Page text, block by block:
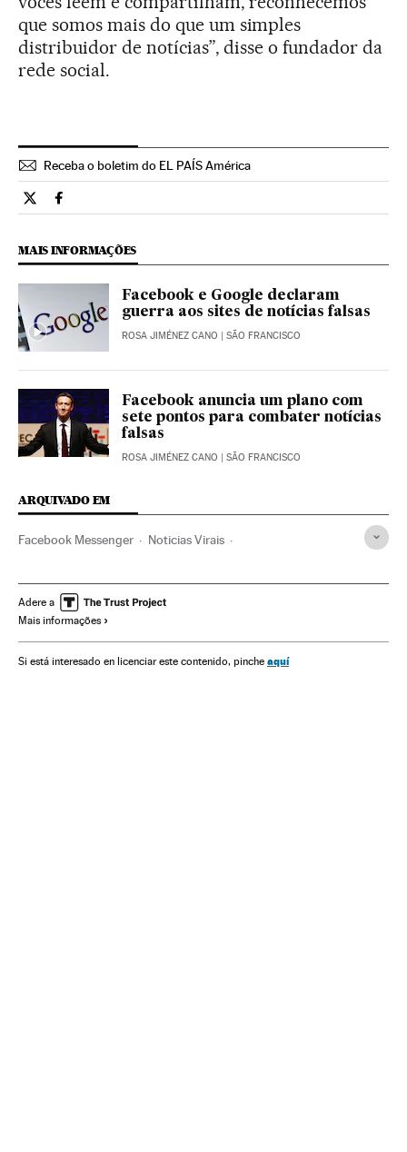
que somos mais do que um simples
distribuidor de notícias”, disse o fundador da
rede social.
Receba o boletim do EL PAÍS América
Tecnologia El País Brasil en Twitter
Tecnologia El País Brasil en Facebook
MAIS INFORMAÇÕES
Facebook e Google declaram
guerra aos sites de notícias falsas
ROSA JIMÉNEZ CANO | SÃO FRANCISCO
Facebook anuncia um plano com
sete pontos para combater notícias
falsas
ROSA JIMÉNEZ CANO | SÃO FRANCISCO
ARQUIVADO EM
Facebook Messenger Noticias Virais
Facebook Fenômenos Internet
Telefonia celular multimídia
Empresas Mobilidade Telefonia Economia
Adere a
Mais informações
Si está interesado en licenciar este contenido, pinche aquí